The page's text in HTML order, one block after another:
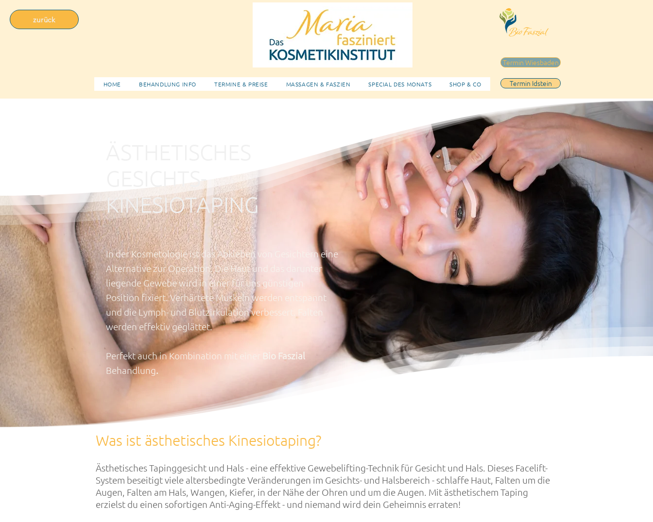
Termin Wiesbaden
Termin Idstein
HOME BEHANDLUNG INFO TERMINE & PREISE MASSAGEN & FASZIEN SPECIAL DES MONATS SHOP & CO
zurück
GESICHTS-
KINESIOTAPING
In der Kosmetologie ist das Abkleben von Gesichtern eine
Alternative zur Operation. Die Haut und das darunter
liegende Gewebe wird in einer für uns günstigen
Position fixiert. Verhärtete Muskeln werden entspannt
und die Lymph- und Blutzirkulation verbessert. Falten
werden effektiv geglättet.
Perfekt auchin Kombination mit einer
Bio Faszial
Behandlung.
Was ist ästhetisches Kinesiotaping?
Ästhetisches Tapinggesicht und Hals - eine effektive Gewebelifting-Technik für Gesicht und Hals. Dieses Facelift-
System beseitigt viele altersbedingte Veränderungen im Gesichts- und Halsbereich - schlaffe Haut, Falten um die
Augen, Falten am Hals, Wangen, Kiefer, in der Nähe der Ohren und um die Augen. Mit ästhetischem Taping
erzielst du einen sofortigen Anti-Aging-Effekt - und niemand wird dein Geheimnis erraten!